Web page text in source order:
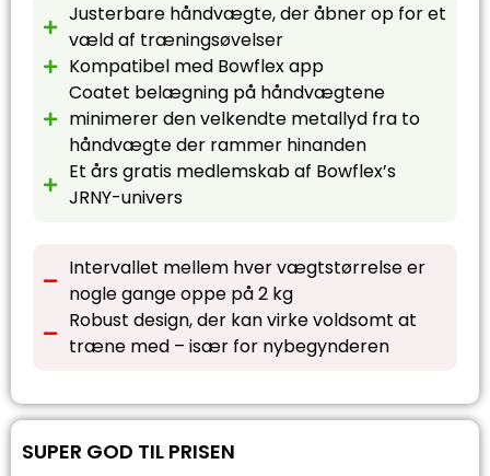
Justerbare håndvægte, der åbner op for et
væld af træningsøvelser
Kompatibel med Bowflex app
Coatet belægning på håndvægtene
minimerer den velkendte metallyd fra to
håndvægte der rammer hinanden
Et års gratis medlemskab af Bowflex’s
JRNY-univers
Intervallet mellem hver vægtstørrelse er
nogle gange oppe på 2 kg
Robust design, der kan virke voldsomt at
træne med – især for nybegynderen
SUPER GOD TIL PRISEN